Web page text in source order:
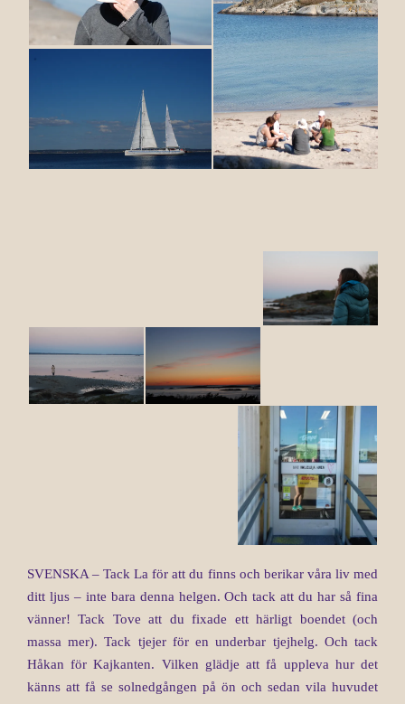
SVENSKA – Tack La för att du finns och berikar våra liv med
ditt ljus – inte bara denna helgen. Och tack att du har så fina
vänner! Tack Tove att du fixade ett härligt boendet (och
massa mer). Tack tjejer för en underbar tjejhelg. Och tack
Håkan för Kajkanten. Vilken glädje att få uppleva hur det
känns att få se solnedgången på ön och sedan vila huvudet